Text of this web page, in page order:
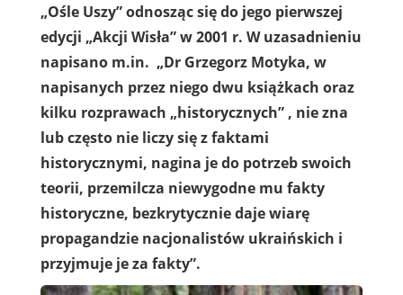
„Ośle Uszy” odnosząc się do jego pierwszej
edycji „Akcji Wisła” w 2001 r. W uzasadnieniu
napisano m.in. „Dr Grzegorz Motyka, w
napisanych przez niego dwu książkach oraz
kilku rozprawach „historycznych” , nie zna
lub często nie liczy się z faktami
historycznymi, nagina je do potrzeb swoich
teorii, przemilcza niewygodne mu fakty
historyczne, bezkrytycznie daje wiarę
propagandzie nacjonalistów ukraińskich i
przyjmuje je za fakty”.